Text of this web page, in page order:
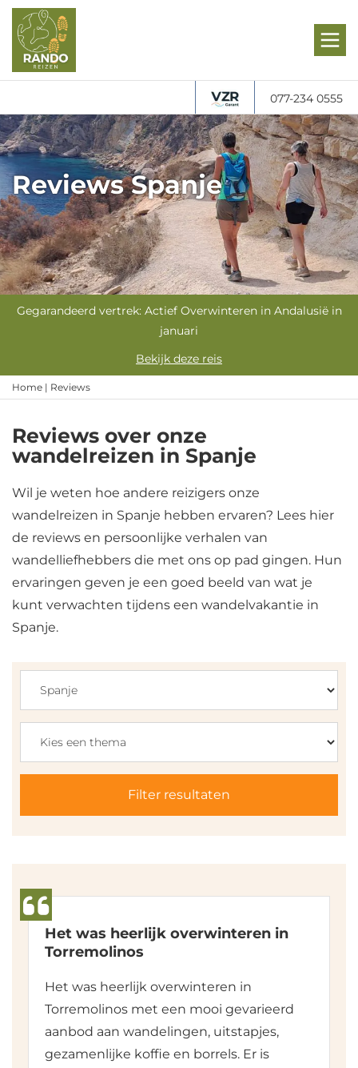
077-234 0555
Reviews Spanje
Gegarandeerd vertrek: Actief Overwinteren in Andalusië in
januari
Bekijk deze reis
Home | Reviews
Reviews over onze
wandelreizen in Spanje
Wil je weten hoe andere reizigers onze
wandelreizen in Spanje hebben ervaren? Lees hier
de reviews en persoonlijke verhalen van
wandelliefhebbers die met ons op pad gingen. Hun
ervaringen geven je een goed beeld van wat je
kunt verwachten tijdens een wandelvakantie in
Spanje.
Filter resultaten
Het was heerlijk overwinteren in
Torremolinos
Het was heerlijk overwinteren in
Torremolinos met een mooi gevarieerd
aanbod aan wandelingen, uitstapjes,
gezamenlijke koffie en borrels. Er is